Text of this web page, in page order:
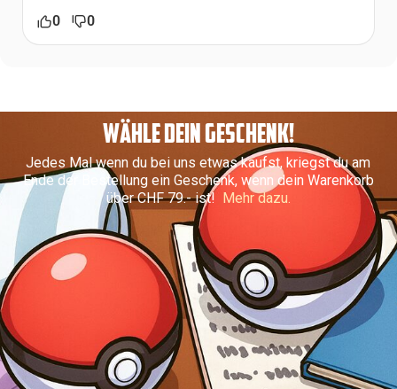
0 0
WÄHLE DEIN GESCHENK!
Jedes Mal wenn du bei uns etwas kaufst, kriegst du am
Ende der Bestellung ein Geschenk, wenn dein Warenkorb
über CHF 79.- ist!
Mehr dazu.